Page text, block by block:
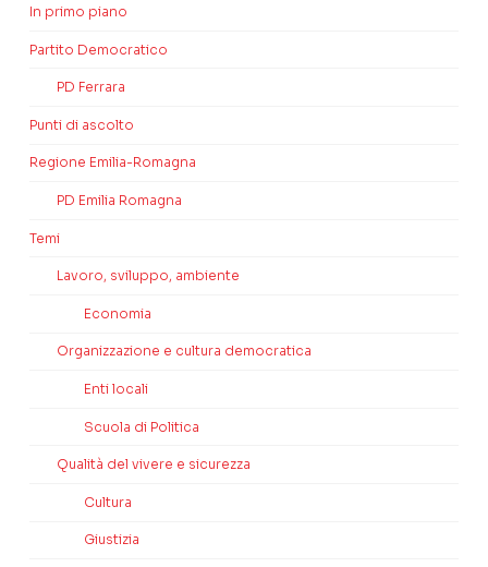
In primo piano
Partito Democratico
PD Ferrara
Punti di ascolto
Regione Emilia-Romagna
PD Emilia Romagna
Temi
Lavoro, sviluppo, ambiente
Economia
Organizzazione e cultura democratica
Enti locali
Scuola di Politica
Qualità del vivere e sicurezza
Cultura
Giustizia